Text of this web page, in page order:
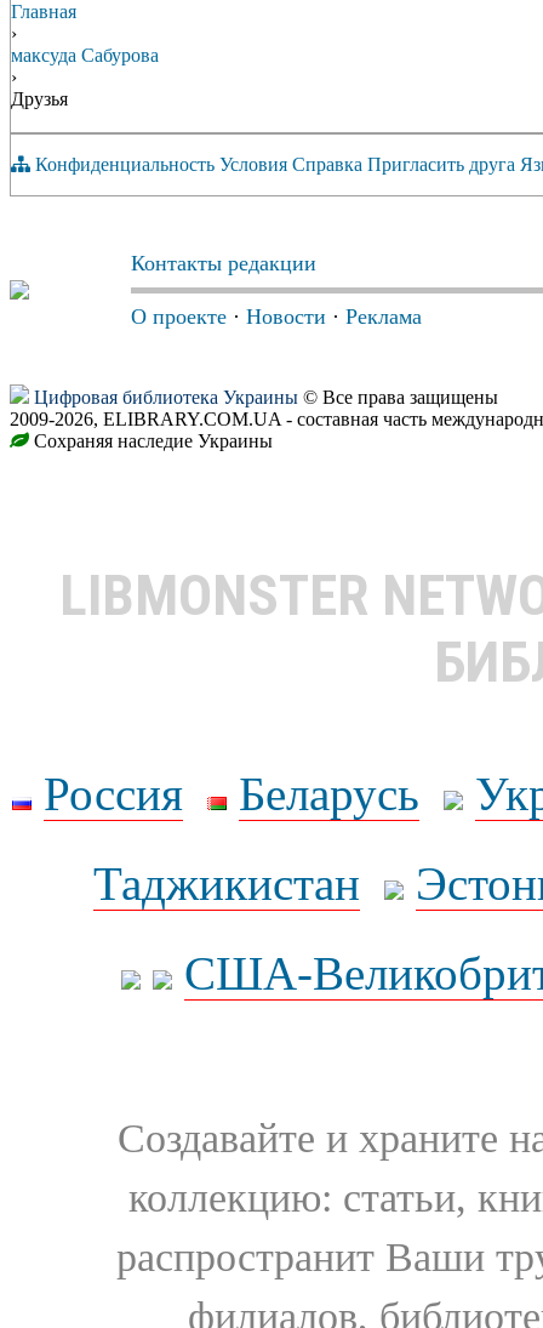
Главная
›
максуда Сабурова
›
Друзья
Конфиденциальность Условия Справка Пригласить друга
Контакты редакции
О проекте · Новости · Реклама
Цифровая библиотека Украины © Все права защищены
2009-2026, ELIBRARY.COM.UA - составная часть
Сохраняя наследие Украины
LIBMONSTER
Россия Беларусь
Таджикистан
США-
Создавайте и храните
коллекцию: статьи,
распространит Ваши
филиалов,